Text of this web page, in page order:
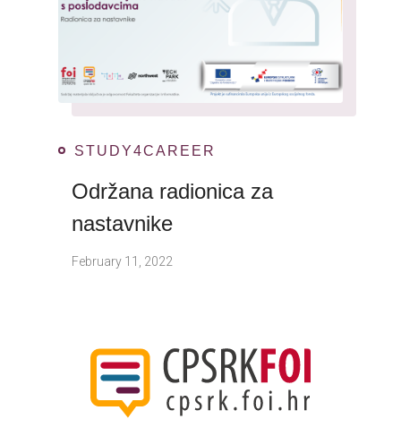
STUDY4CAREER
Održana radionica za
nastavnike
February 11, 2022